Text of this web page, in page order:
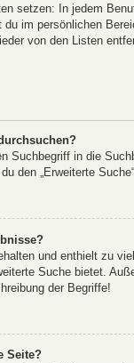
setzen: In jedem
im persönlichen
von den Listen
Suchbegriff in die
den „Erweiterte
und enthielt zu
Suche bietet.
der Begriffe!
Seite?